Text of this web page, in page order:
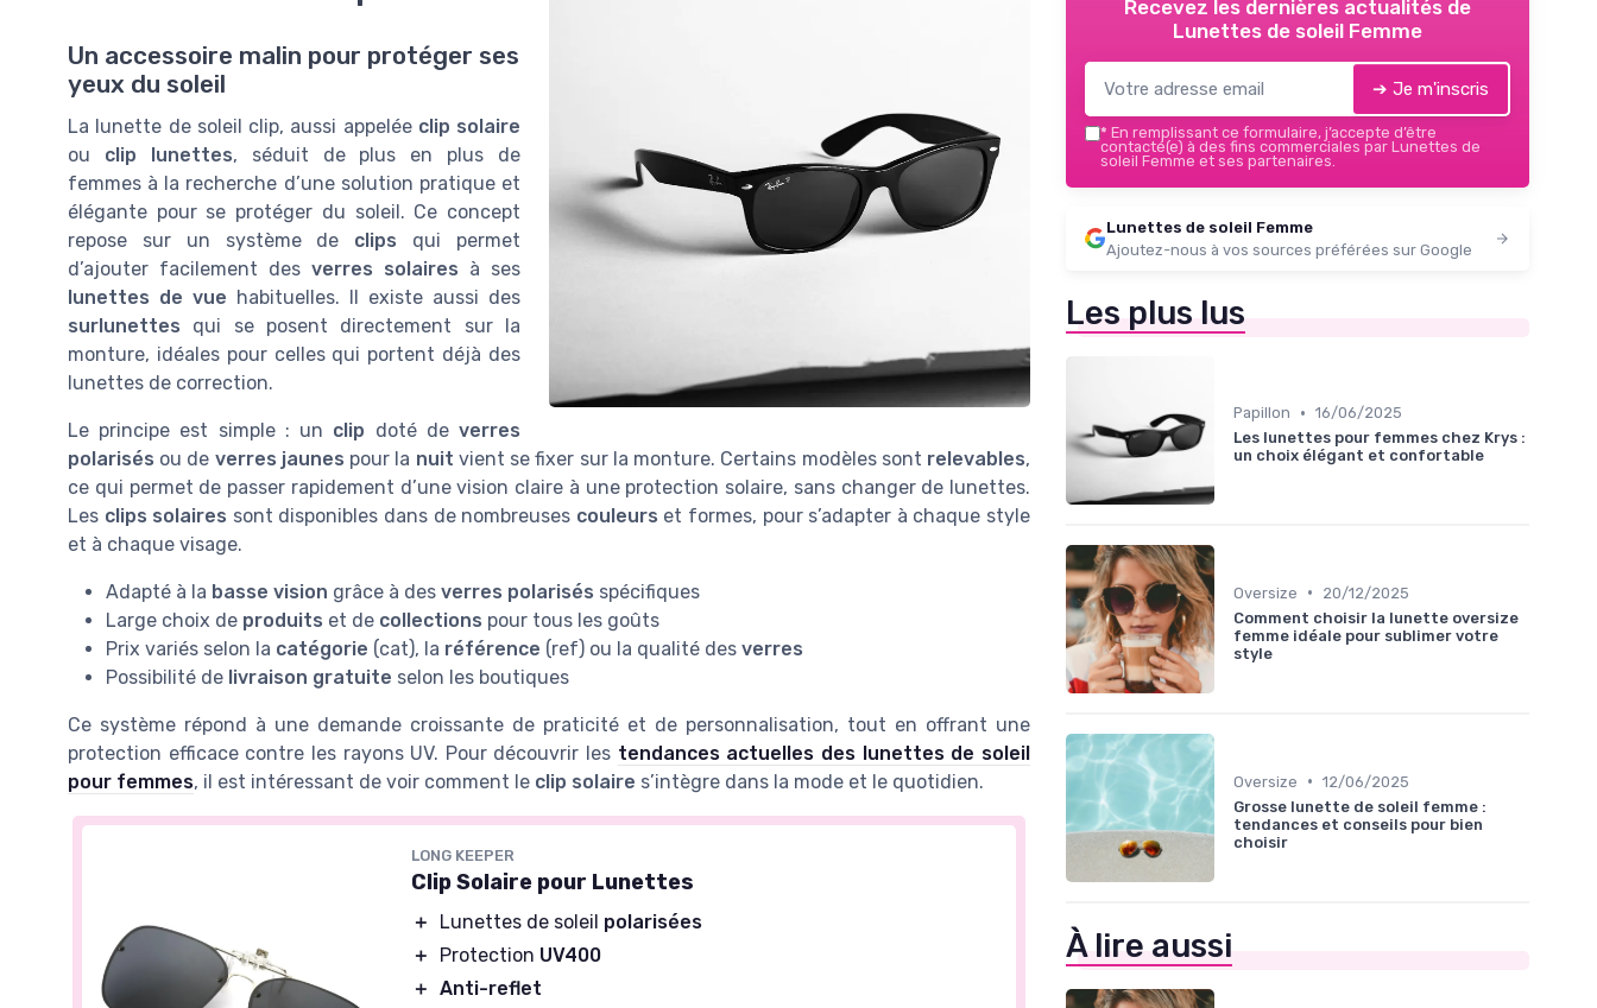
Un accessoire malin pour protéger ses
yeux du soleil
La lunette de soleil clip, aussi appelée clip solaire
ou clip lunettes, séduit de plus en plus de
femmes à la recherche d’une solution pratique et
élégante pour se protéger du soleil. Ce concept
repose sur un système de clips qui permet
d’ajouter facilement des verres solaires à ses
lunettes de vue habituelles. Il existe aussi des
surlunettes qui se posent directement sur la
monture, idéales pour celles qui portent déjà des
lunettes de correction.
Le principe est simple : un clip doté deverres
polarisés ou de verres jaunes pour la nuit vient se fixer sur la monture. Certains modèles sont relevables,
ce qui permet de passer rapidement d’une vision claire à une protection solaire, sans changer de lunettes.
Les clips solaires sont disponibles dans de nombreuses couleurs et formes, pour s’adapter à chaque style
et à chaque visage.
Adapté à la basse vision grâce à des verres polarisés spécifiques
Large choix de produits et de collections pour tous les goûts
Prix variés selon la catégorie (cat), la référence (ref) ou la qualité des verres
Possibilité de livraison gratuite selon les boutiques
Ce système répond à une demande croissante de praticité et de personnalisation, tout en offrant une
protection efficace contre les rayons UV. Pour découvrir les tendances actuelles des lunettes de soleil
pour femmes, il est intéressant de voir comment le clip solaire s’intègre dans la mode et le quotidien.
LONG KEEPER
Clip Solaire pour Lunettes
＋ Lunettes de soleil polarisées
＋
Protection UV400
＋ Anti-reflet
Recevez les dernières actualités de
Lunettes de soleil Femme
➔ Je m'inscris
* En remplissant ce formulaire, j’accepte d’être
contacté(e) à des fins commerciales par Lunettes de
soleil Femme et ses partenaires.
Lunettes de soleil Femme
Ajoutez-nous à vos sources préférées sur Google
Les plus lus
Papillon • 16/06/2025
Les lunettes pour femmes chez Krys :
un choix élégant et confortable
Oversize •
20/12/2025
Comment choisir la lunette oversize
femme idéale pour sublimer votre
style
Oversize • 12/06/2025
Grosse lunette de soleil femme :
tendances et conseils pour bien
choisir
À lire aussi